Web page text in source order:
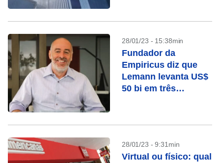
28/01/23 - 15:38min
Fundador da
Empiricus diz que
Lemann levanta US$
50 bi em três
28/01/23 - 9:31min
Virtual ou físico: qual